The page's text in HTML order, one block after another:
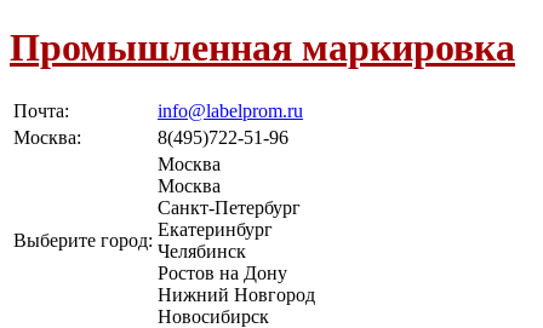
Промышленная маркировка
Почта:
info@labelprom.ru
Москва: 8(495)722-51-96
Выберите город:
Москва
Москва
Санкт-Петербург
Екатеринбург
Челябинск
Ростов на Дону
Нижний Новгород
Новосибирск